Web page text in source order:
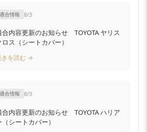
適合情報 8/3
合内容更新のお知らせ TOYOTA ヤリス
ロス（シートカバー）
きを読む →
適合情報 8/3
合内容更新のお知らせ TOYOTA ハリア
（シートカバー）